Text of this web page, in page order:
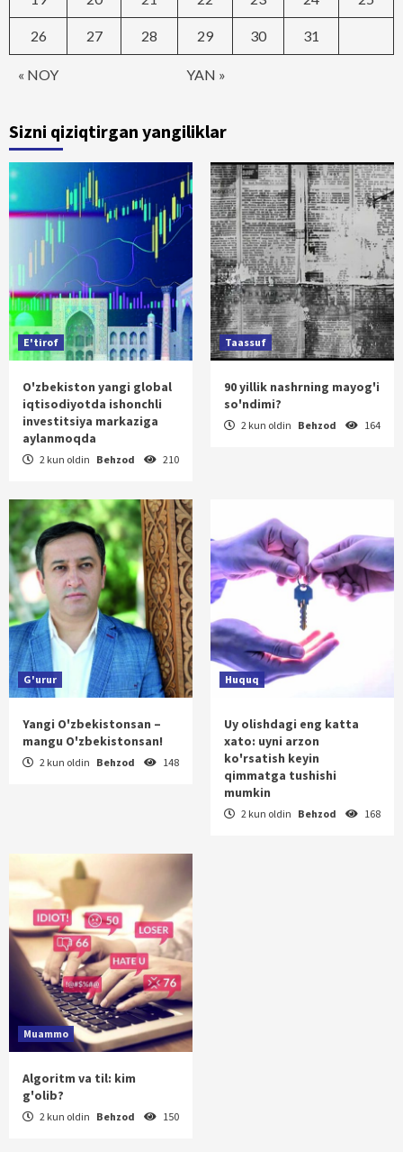
« NOY YAN »
26 27 28 29 30 31
Sizni qiziqtirgan yangiliklar
E'tirof
O'zbekiston yangi global
iqtisodiyotda ishonchli
investitsiya markaziga
aylanmoqda
2 kun oldin Behzod 210
Taassuf
90 yillik nashrning mayog'i
so'ndimi?
2 kun oldin Behzod 164
G'urur
Yangi O'zbekistonsan –
mangu O'zbekistonsan!
2 kun oldin Behzod 148
Huquq
Uy olishdagi eng katta
xato: uyni arzon
ko'rsatish keyin
qimmatga tushishi
mumkin
2 kun oldin Behzod 168
Muammo
Algoritm va til: kim
g'olib?
2 kun oldin Behzod 150